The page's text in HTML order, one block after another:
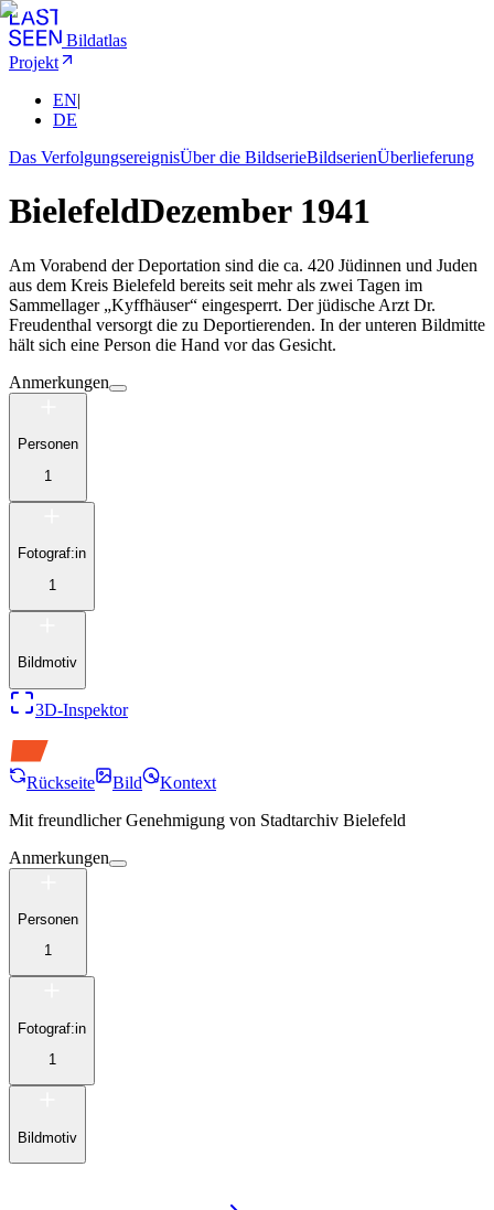
Bildatlas
Projekt
EN|
DE
Das VerfolgungsereignisÜber die BildserieBildserienÜberlieferung
BielefeldDezember 1941
Am Vorabend der Deportation sind die ca. 420 Jüdinnen und Juden
aus dem Kreis Bielefeld bereits seit mehr als zwei Tagen im
Sammellager „Kyffhäuser“ eingesperrt. Der jüdische Arzt Dr.
Freudenthal versorgt die zu Deportierenden. In der unteren Bildmitte
hält sich eine Person die Hand vor das Gesicht.
Anmerkungen
Personen
1
Fotograf:in
1
Bildmotiv
3D-Inspektor
Rückseite Bild
Kontext
Mit freundlicher Genehmigung von Stadtarchiv Bielefeld
Anmerkungen
Personen
1
Fotograf:in
1
Bildmotiv